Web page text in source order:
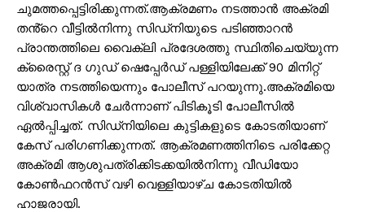
ചുമത്തപ്പെട്ടിരിക്കുന്നത്.ആക്രമണം നടത്താൻ അക്രമി
തൻ്റെ വീട്ടിൽനിന്നു സിഡ്‌നിയുടെ പടിഞ്ഞാറൻ
പ്രാന്തത്തിലെ വൈക്‌ലി പ്രദേശത്തു സ്ഥിതിചെയ്യുന്ന
ക്രൈസ്റ്റ് ദ ഗുഡ് ഷെപ്പേർഡ് പള്ളിയിലേക്ക് 90 മിനിറ്റ്
യാത്ര നടത്തിയെന്നും പോലീസ് പറയുന്നു.അക്രമിയെ
വിശ്വാസികൾ ചേർന്നാണ് പിടികൂടി പോലീസിൽ
ഏൽപ്പിച്ചത്. സിഡ്‌നിയിലെ കുട്ടികളുടെ കോടതിയാണ്
കേസ് പരിഗണിക്കുന്നത്. ആക്രമണത്തിനിടെ പരിക്കേറ്റ
അക്രമി ആശുപത്രിക്കിടക്കയിൽനിന്നു വീഡിയോ
കോൺഫറൻസ് വഴി വെള്ളിയാഴ്‌ച കോടതിയിൽ
ഹാജരായി.